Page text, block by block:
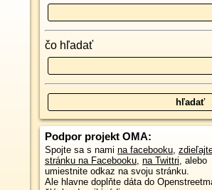
čo hľadať
Podpor projekt OMA:
Spojte sa s nami na facebooku,
stránku na Facebooku, na Twittri, alebo
umiestnite odkaz na svoju stránku.
Ale hlavne doplňte dáta do